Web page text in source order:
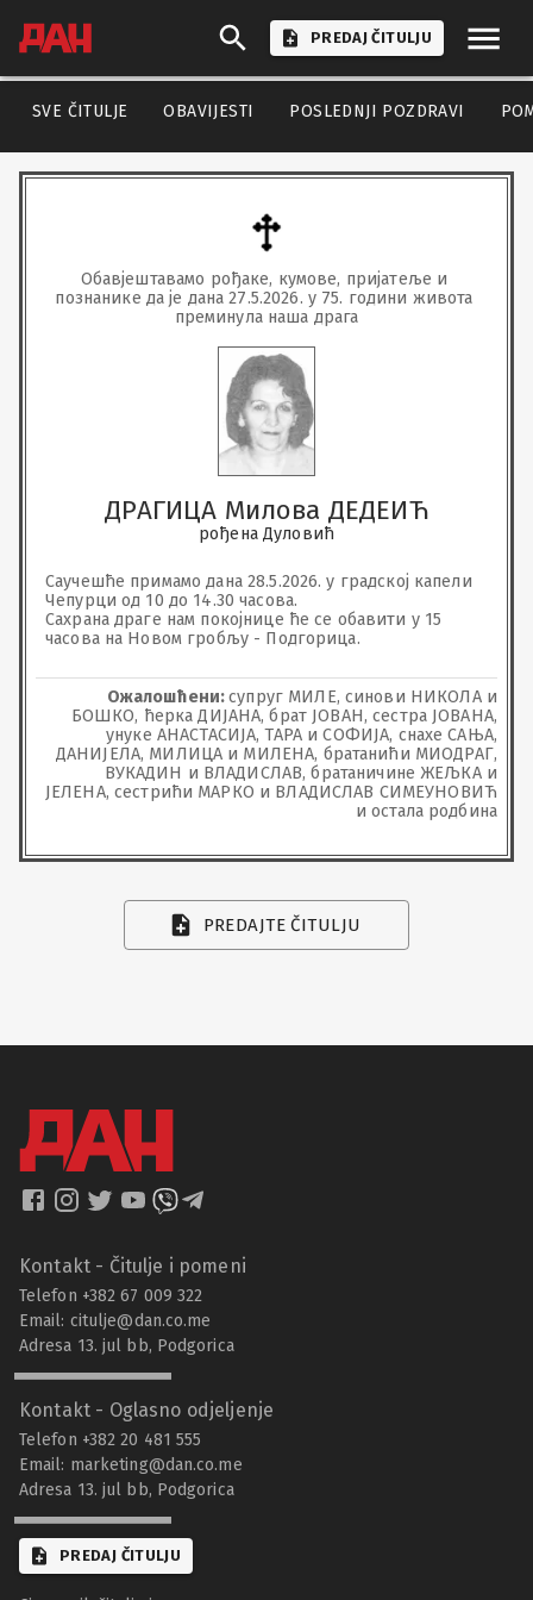
PREDAJ ČITULJU
SVE ČITULJE OBAVIJESTI POSLEDNJI POZDRAVI
Обавјештавамо рођаке, кумове, пријатеље и
познанике да је дана 27.5.2026. у 75. години живота
преминула наша драга
ДРАГИЦА Милова ДЕДЕИЋ
рођена Дуловић
Саучешће примамо дана 28.5.2026. у градској капели
Чепурци од 10 до 14.30 часова.
Сахрана драге нам покојнице ће се обавити у 15
часова на Новом гробљу - Подгорица.
Ожалошћени:супруг МИЛЕ, синови НИКОЛА и
БОШКО, ћерка ДИЈАНА, брат ЈОВАН, сестра ЈОВАНА,
унуке АНАСТАСИЈА, ТАРА и СОФИЈА, снахе САЊА,
ДАНИЈЕЛА, МИЛИЦА и МИЛЕНА, братанићи МИОДРАГ,
ВУКАДИН и ВЛАДИСЛАВ, братаничине ЖЕЉКА и
ЈЕЛЕНА, сестрићи МАРКО и ВЛАДИСЛАВ СИМЕУНОВИЋ
и остала родбина
PREDAJTE ČITULJU
Kontakt - Čitulje i pomeni
Telefon +382 67 009 322
Email: citulje@dan.co.me
Adresa 13. jul bb, Podgorica
Kontakt - Oglasno odjeljenje
Telefon +382 20 481 555
Email: marketing@dan.co.me
Adresa 13. jul bb, Podgorica
PREDAJ ČITULJU